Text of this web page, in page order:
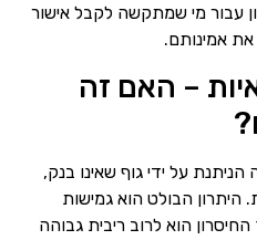
עבור מי שמתקשה לקבל אישור
אמינותם.
– האם זה
על ידי גוף שאינו בנק,
היתרון הבולט הוא גמישות
הוא לרוב ריבית גבוהה